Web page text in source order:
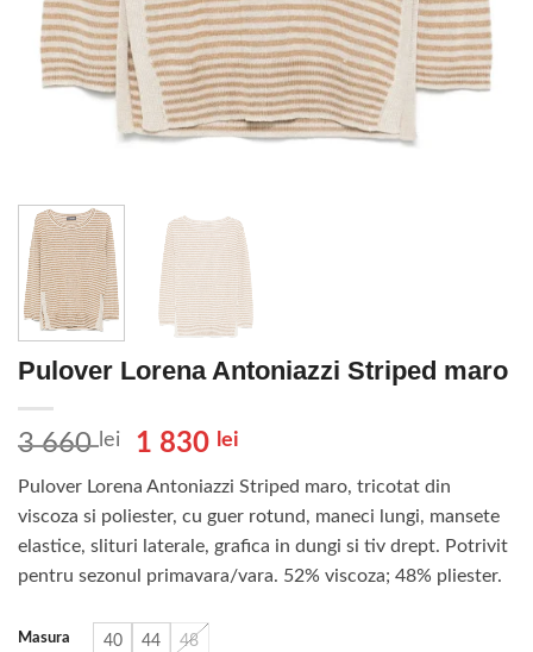
Pulover Lorena Antoniazzi Striped maro
3 660 lei
Prețul
a
fost:
3
660 lei.
1 830 lei
este:
1
830 lei.
Pulover Lorena Antoniazzi Striped maro, tricotat din
viscoza si poliester, cu guer rotund, maneci lungi, mansete
elastice, slituri laterale, grafica in dungi si tiv drept. Potrivit
pentru sezonul primavara/vara. 52% viscoza; 48% pliester.
Masura 40 44 48